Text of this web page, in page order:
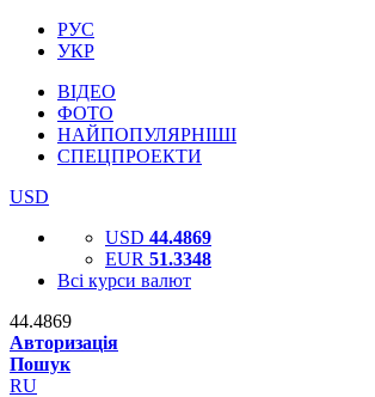
РУС
УКР
ВІДЕО
ФОТО
НАЙПОПУЛЯРНІШІ
СПЕЦПРОЕКТИ
USD
USD 44.4869
EUR 51.3348
Всі курси валют
44.4869
Авторизація
Пошук
RU